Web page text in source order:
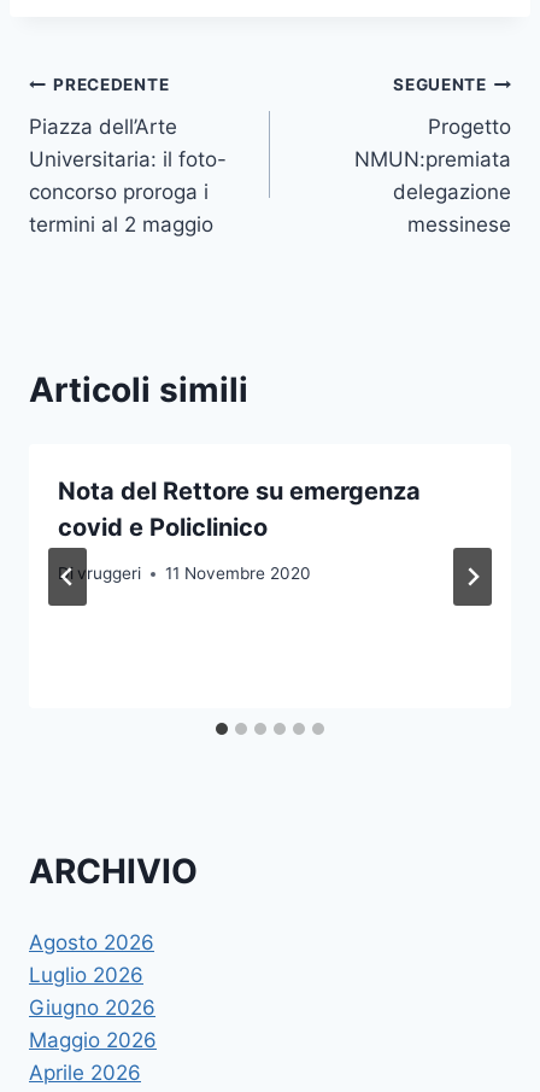
Navigazione
articoli
PRECEDENTE
Piazza dell’Arte
Universitaria: il foto-
concorso proroga i
termini al 2 maggio
SEGUENTE
Progetto
NMUN:premiata
delegazione
messinese
Articoli simili
Nota del Rettore su emergenza
covid e Policlinico
Di vruggeri 11 Novembre 2020
ARCHIVIO
Agosto 2026
Luglio 2026
Giugno 2026
Maggio 2026
Aprile 2026